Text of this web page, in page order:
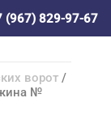
(967) 829-97-67
ворот /
№